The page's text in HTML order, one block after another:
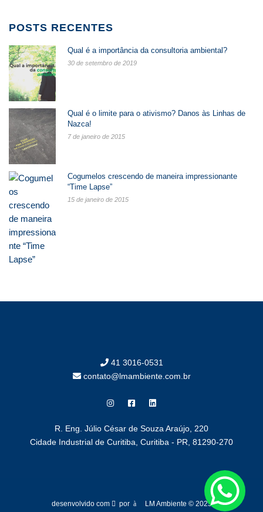
POSTS RECENTES
Qual é a importância da consultoria ambiental?
30 de setembro de 2019
Qual é o limite para o ativismo? Danos às Linhas de
Nazca!
7 de janeiro de 2015
Cogumelos crescendo de maneira impressionante
“Time Lapse”
15 de janeiro de 2015
41 3016-0531
contato@lmambiente.com.br
R. Eng. Júlio César de Souza Araújo, 220
Cidade Industrial de Curitiba, Curitiba - PR, 81290-270
desenvolvido com por LM Ambiente © 2025